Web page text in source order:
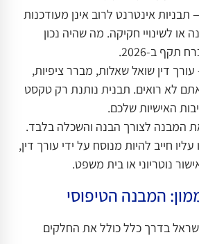
אינטרנט לרוב אינן מעודכנות
או לשינויי חקיקה. מה שהיה נכון
דין שואל שאלות, מברר ציפיות,
לא רואים. תבנית נותנת רק טקסט
האישיות שלכם.
המבנה לצורך הבנה והשכלה בלבד.
חייב להיות מנוסח על ידי עורך דין,
נוטריוני או בית משפט.
המבנה הטיפוסי
בדרך כלל כולל את החלקים